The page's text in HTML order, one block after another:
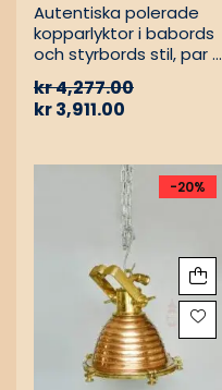
Autentiska polerade
kopparlyktor i babords
och styrbords stil, par –
oljelampor
kr4,277.00
kr3,911.00
-20%